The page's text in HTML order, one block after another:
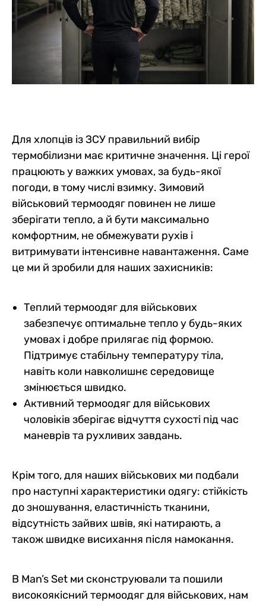
Для хлопців із ЗСУ правильний вибір
термобілизни має критичне значення. Ці герої
працюють у важких умовах, за будь-якої
погоди, в тому числі взимку. Зимовий
військовий термоодяг повинен не лише
зберігати тепло, а й бути максимально
комфортним, не обмежувати рухів і
витримувати інтенсивне навантаження. Саме
це ми й зробили для наших захисників:
Теплий термоодяг для військових
забезпечує оптимальне тепло у будь-яких
умовах і добре прилягає під формою.
Підтримує стабільну температуру тіла,
навіть коли навколишнє середовище
змінюється швидко.
Активний термоодяг для військових
чоловіків зберігає відчуття сухості під час
маневрів та рухливих завдань.
Крім того, для наших військових ми подбали
про наступні характеристики одягу: стійкість
до зношування, еластичність тканини,
відсутність зайвих швів, які натирають, а
також швидке висихання після намокання.
В Man’s Set ми сконструювали та пошили
високоякісний термоодяг для військових, нам